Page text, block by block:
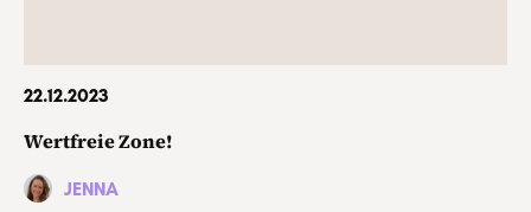
22.12.2023
Wertfreie Zone!
JENNA